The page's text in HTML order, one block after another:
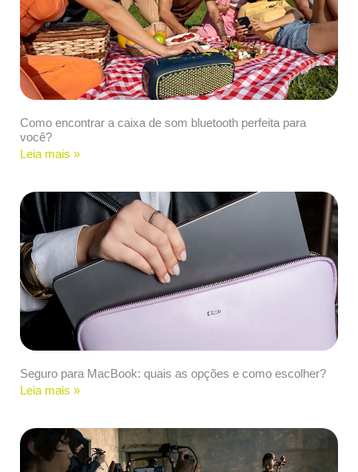
Como encontrar a caixa de som bluetooth perfeita para
você?
Leia mais »
Seguro para MacBook: quais as opções e como escolher?
Leia mais »